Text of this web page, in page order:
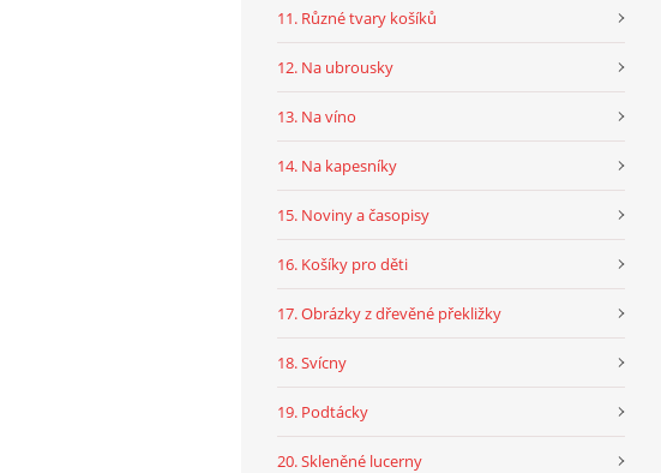
11. Různé tvary košíků
12. Na ubrousky
13. Na víno
14. Na kapesníky
15. Noviny a časopisy
16. Košíky pro děti
17. Obrázky z dřevěné překližky
18. Svícny
19. Podtácky
20. Skleněné lucerny